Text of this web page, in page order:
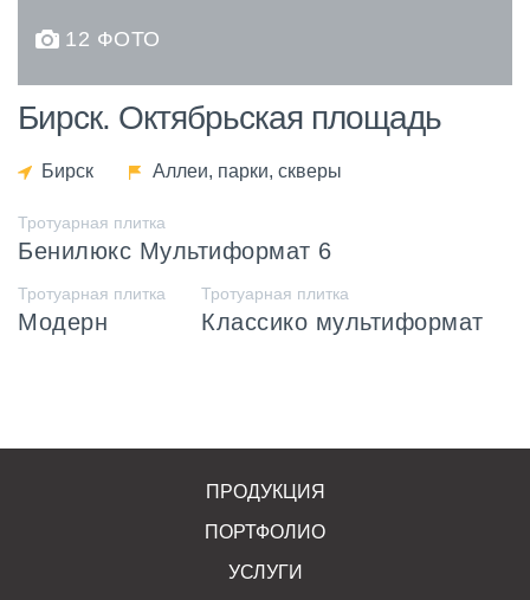
12 ФОТО
Бирск. Октябрьская площадь
Бирск Аллеи, парки, скверы
Тротуарная плитка
Бенилюкс Мультиформат 6
Тротуарная плитка
Модерн
Тротуарная плитка
Классико мультиформат
ПРОДУКЦИЯ
ПОРТФОЛИО
УСЛУГИ